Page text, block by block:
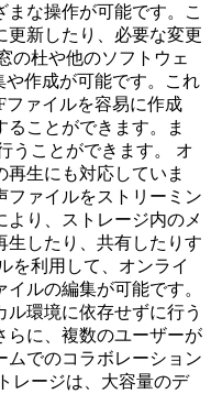
な操作が可能です。こ
更新したり、必要な変更
の杜や他のソフトウェ
や作成が可能です。これ
ファイルを容易に作成
ることができます。ま
うことができます。 オ
生にも対応していま
ファイルをストリーミン
り、ストレージ内のメ
生したり、共有したりす
を利用して、オンライ
ルの編集が可能です。
環境に依存せずに行う
らに、複数のユーザーが
ムでのコラボレーション
レージは、大容量のデ